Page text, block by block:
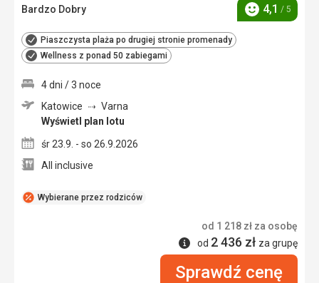
Bardzo Dobry
Ocena
4,1 / 5
Piaszczysta plaża po drugiej stronie promenady
Wellness z ponad 50 zabiegami
Wybierane przez rodziców
4 dni / 3 noce
Katowice
Varna
Wyświetl plan lotu
śr 23.9. - so 26.9.2026
All inclusive
od 1 218 zł za osobę
Informacje
od 2 436 zł za grupę
Sprawdź cenę